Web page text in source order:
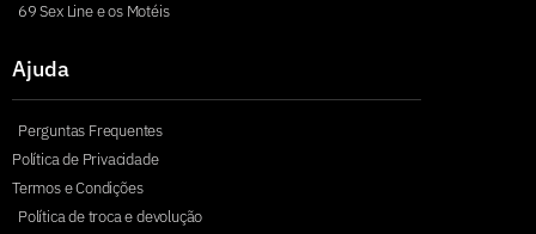
69 Sex Line e os Motéis
Ajuda
Perguntas Frequentes
Política de Privacidade
Termos e Condições
Política de troca e devolução